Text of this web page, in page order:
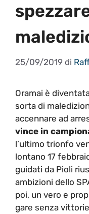
25/09/2019 di
Oramai è
sorta di
accennare ad
vince in
l’ultimo trionfo
lontano 17
guidati da Pioli
ambizioni dello
poi, un vero e
gare senza